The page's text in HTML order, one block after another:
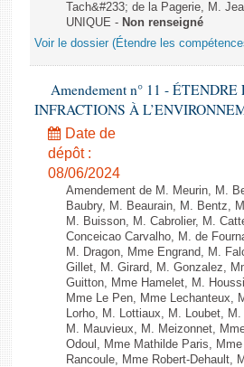
Tach&#233; de la Pagerie, M.
UNIQUE - Non renseigné
Voir le dossier (Étendre les
Amendement n° 11 -
INFRACTIONS À
Date de
dépôt :
08/06/2024
Amendement de M. Meurin, M.
Baubry, M. Beaurain, M. Bentz,
M. Buisson, M. Cabrolier, M.
Conceicao Carvalho, M. de
M. Dragon, Mme Engrand, M.
Gillet, M. Girard, M. Gonzalez,
Guitton, Mme Hamelet, M.
Mme Le Pen, Mme Lechanteux,
Lorho, M. Lottiaux, M. Loubet,
M. Mauvieux, M. Meizonnet,
Odoul, Mme Mathilde Paris,
Rancoule, Mme Robert-Dehault,